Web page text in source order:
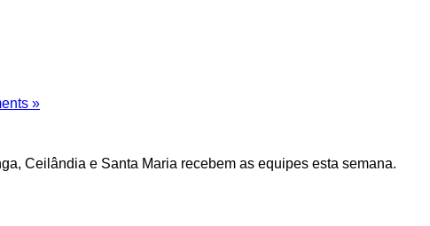
»
Ceilândia e Santa Maria recebem as equipes esta semana.